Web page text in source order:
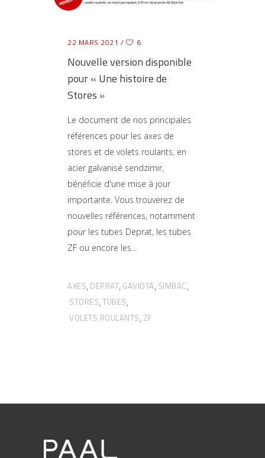
22 MARS 2021 6
Nouvelle version disponible
pour « Une histoire de
Stores »
Le document de nos principales
références pour les axes de
stores et de volets roulants, en
acier galvanisé sendzimir,
bénéficie d'une mise à jour
importante. Vous trouverez de
nouvelles références, notamment
pour les tubes Deprat, les tubes
ZF ou encore les
AXES, DEPRAT, GAVIOTA, SIMBAC,
STORES, TUBES,
VOLETS ROULANTS, ZF